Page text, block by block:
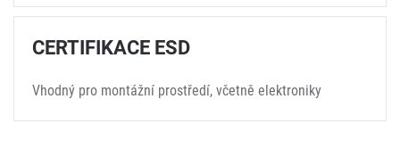
CERTIFIKACE ESD
Vhodný pro montážní prostředí, včetně elektroniky